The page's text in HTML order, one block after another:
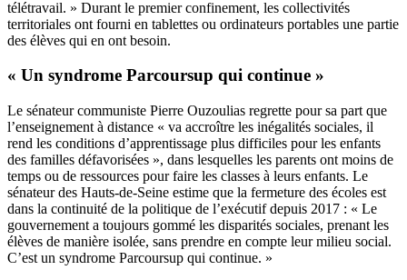
télétravail. » Durant le premier confinement, les collectivités
territoriales ont fourni en tablettes ou ordinateurs portables une partie
des élèves qui en ont besoin.
« Un syndrome Parcoursup qui continue »
Le sénateur communiste Pierre Ouzoulias regrette pour sa part que
l’enseignement à distance « va accroître les inégalités sociales, il
rend les conditions d’apprentissage plus difficiles pour les enfants
des familles défavorisées », dans lesquelles les parents ont moins de
temps ou de ressources pour faire les classes à leurs enfants. Le
sénateur des Hauts-de-Seine estime que la fermeture des écoles est
dans la continuité de la politique de l’exécutif depuis 2017 : « Le
gouvernement a toujours gommé les disparités sociales, prenant les
élèves de manière isolée, sans prendre en compte leur milieu social.
C’est un syndrome Parcoursup qui continue. »